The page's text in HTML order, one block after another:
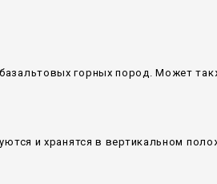
горных пород. Может
и хранятся в вертикальном